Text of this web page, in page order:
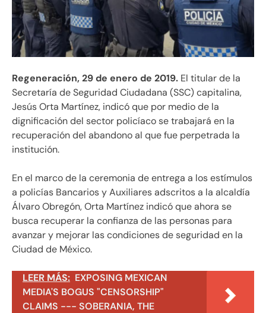
Regeneración, 29 de enero de 2019. El titular de la
Secretaría de Seguridad Ciudadana (SSC) capitalina,
Jesús Orta Martínez, indicó que por medio de la
dignificación del sector policíaco se trabajará en la
recuperación del abandono al que fue perpetrada la
institución.
En el marco de la ceremonia de entrega a los estímulos
a policías Bancarios y Auxiliares adscritos a la alcaldía
Álvaro Obregón, Orta Martínez indicó que ahora se
busca recuperar la confianza de las personas para
avanzar y mejorar las condiciones de seguridad en la
Ciudad de México.
LEER MÁS: EXPOSING MEXICAN
MEDIA'S BOGUS "CENSORSHIP"
CLAIMS --- SOBERANIA, THE